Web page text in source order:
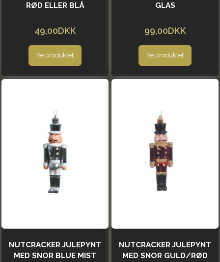
RØD ELLER BLÅ
49,00DKK
Se produktet
GLAS
99,00DKK
Se produktet
NUTCRACKER JULEPYNT
MED SNOR BLUE MIST
NUTCRACKER JULEPYNT
MED SNOR GULD/RØD